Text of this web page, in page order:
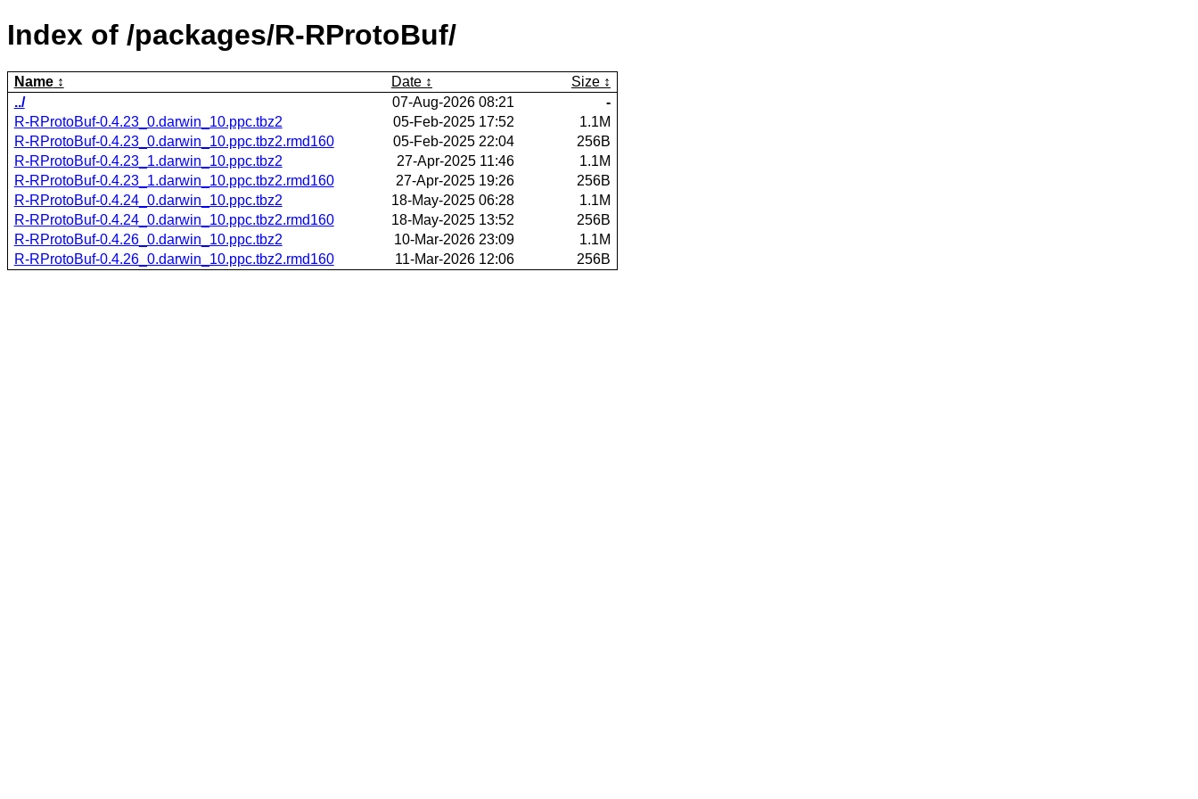
Index of /packages/R-RProtoBuf/
Name Date
Size
../
07-Aug-2026 08:21
-
R-RProtoBuf-0.4.23_0.darwin_10.ppc.tbz2
05-Feb-2025 17:52
1.1M
R-RProtoBuf-0.4.23_0.darwin_10.ppc.tbz2.rmd160
05-Feb-2025 22:04
256B
R-RProtoBuf-0.4.23_1.darwin_10.ppc.tbz2
27-Apr-2025 11:46
1.1M
R-RProtoBuf-0.4.23_1.darwin_10.ppc.tbz2.rmd160
27-Apr-2025 19:26
256B
R-RProtoBuf-0.4.24_0.darwin_10.ppc.tbz2
18-May-2025 06:28
1.1M
R-RProtoBuf-0.4.24_0.darwin_10.ppc.tbz2.rmd160
18-May-2025 13:52
256B
R-RProtoBuf-0.4.26_0.darwin_10.ppc.tbz2
10-Mar-2026 23:09
1.1M
R-RProtoBuf-0.4.26_0.darwin_10.ppc.tbz2.rmd160
11-Mar-2026 12:06 256B